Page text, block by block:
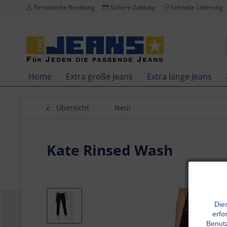
Persönliche Beratung Sichere Zahlung Schnelle Lieferung
Home Extra große Jeans Extra lange Jeans
Übersicht Neu!
Kate Rinsed Wash